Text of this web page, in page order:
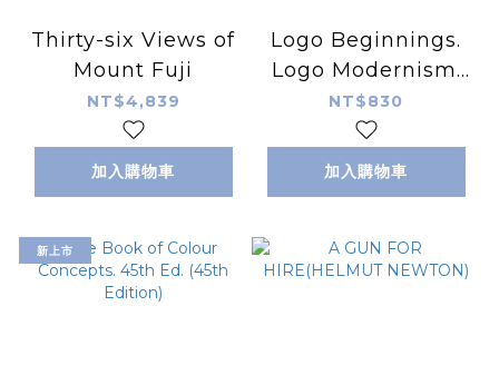
Thirty-six Views of
Mount Fuji
NT$4,839
加入購物車
Logo Beginnings.
Logo Modernism.
45th Ed.
NT$830
加入購物車
新上市